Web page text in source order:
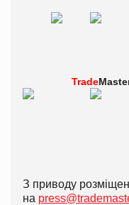
Trade
З приводу
на